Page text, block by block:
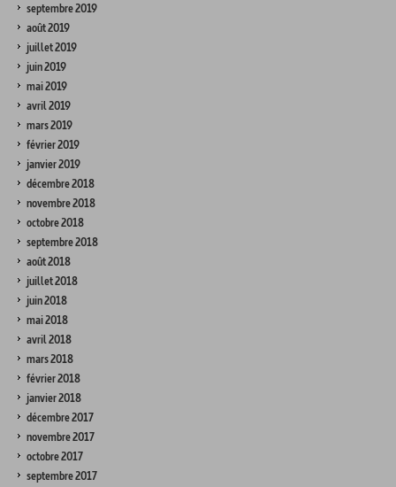
septembre 2019
août 2019
juillet 2019
juin 2019
mai 2019
avril 2019
mars 2019
février 2019
janvier 2019
décembre 2018
novembre 2018
octobre 2018
septembre 2018
août 2018
juillet 2018
juin 2018
mai 2018
avril 2018
mars 2018
février 2018
janvier 2018
décembre 2017
novembre 2017
octobre 2017
septembre 2017